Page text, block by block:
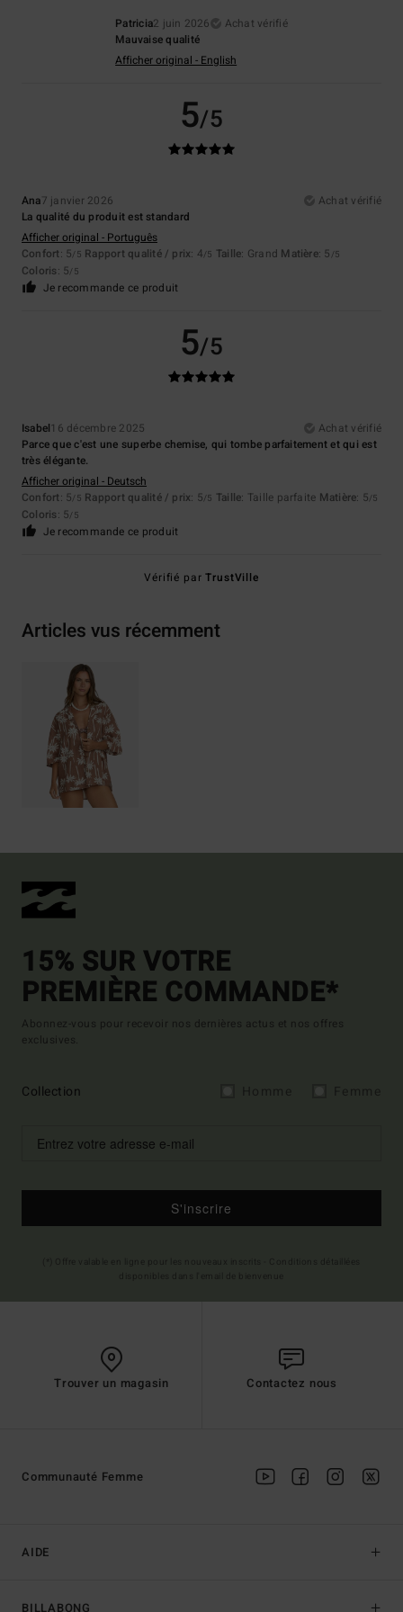
Patricia2 juin 2026
Achat vérifié
Mauvaise qualité
Afficher original - English
5/5
Ana7 janvier 2026
Achat vérifié
La qualité du produit est standard
Afficher original - Português
Confort: 5/5 Rapport qualité / prix: 4/5 Taille: Grand Matière: 5 /5
Coloris: 5/5
Je recommande ce produit
5/5
Isabel16 décembre 2025
Achat vérifié
Parce que c'est une superbe chemise, qui tombe parfaitement et qui est
très élégante.
Afficher original - Deutsch
Confort: 5/5 Rapport qualité / prix: 5/5 Taille: Taille parfaite Matière: 5/5
Coloris: 5/5
Je recommande ce produit
Vérifié parTrustVille
Articles vus récemment
15% SUR VOTRE
PREMIÈRE COMMANDE*
Abonnez-vous pour recevoir nos dernières actus et nos offres
exclusives.
Collection
S'inscrire
Trouver un magasin Contactez nous
AIDE
BILLABONG
Communauté Femme